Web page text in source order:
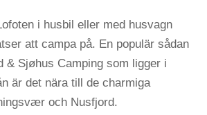
i husbil eller med husvagn
att campa på. En populär sådan
& Sjøhus Camping som ligger i
är det nära till de charmiga
och Nusfjord.